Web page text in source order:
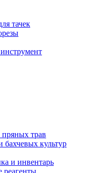
тачек
трав
культур
и инвентарь
реагенты